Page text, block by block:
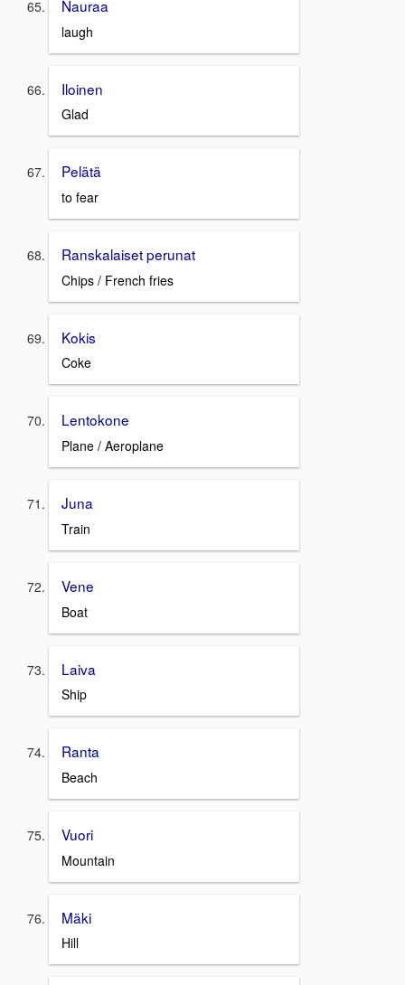
Nauraa
laugh
Iloinen
Glad
Pelätä
to fear
Ranskalaiset perunat
Chips / French fries
Kokis
Coke
Lentokone
Plane / Aeroplane
Juna
Train
Vene
Boat
Laiva
Ship
Ranta
Beach
Vuori
Mountain
Mäki
Hill